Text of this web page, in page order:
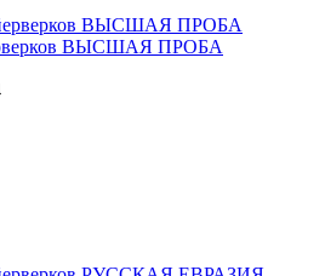
ВЫСШАЯ ПРОБА